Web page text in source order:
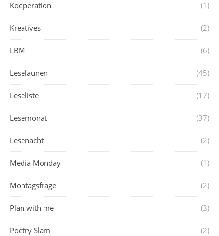
Kooperation (1)
Kreatives (2)
LBM (6)
Leselaunen (45)
Leseliste (17)
Lesemonat (37)
Lesenacht (2)
Media Monday (1)
Montagsfrage (2)
Plan with me (3)
Poetry Slam (2)